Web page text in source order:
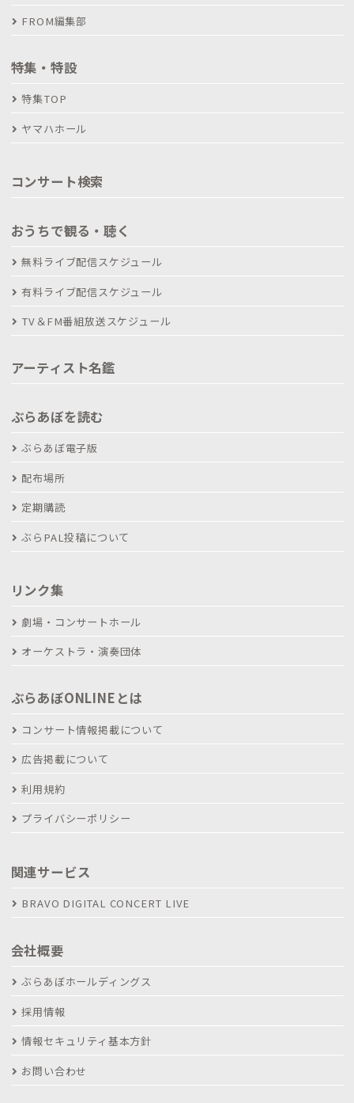
FROM編集部
特集・特設
特集TOP
ヤマハホール
コンサート検索
おうちで観る・聴く
無料ライブ配信スケジュール
有料ライブ配信スケジュール
TV＆FM番組放送スケジュール
アーティスト名鑑
ぶらあぼを読む
ぶらあぼ電子版
配布場所
定期購読
ぶらPAL投稿について
リンク集
劇場・コンサートホール
オーケストラ・演奏団体
ぶらあぼONLINEとは
コンサート情報掲載について
広告掲載について
利用規約
プライバシーポリシー
関連サービス
BRAVO DIGITAL CONCERT LIVE
会社概要
ぶらあぼホールディングス
採用情報
情報セキュリティ基本方針
お問い合わせ